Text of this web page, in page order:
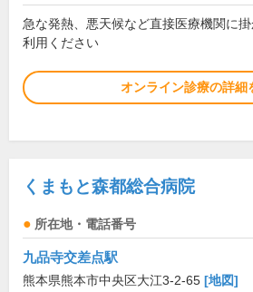
急な発熱、悪天候など直接医療機関に
利用ください
オンライン診療の詳細
くまもと森都総合病院
所在地・電話番号
九品寺交差点駅
熊本県熊本市中央区大江3-2-65 [地図]